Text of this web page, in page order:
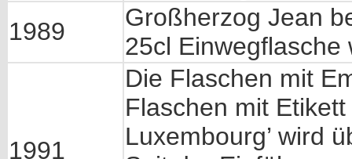
1989
Großherzog Jean
25cl Einwegflasche
1991
Die Flaschen mit
Flaschen mit
Luxembourg’ wird